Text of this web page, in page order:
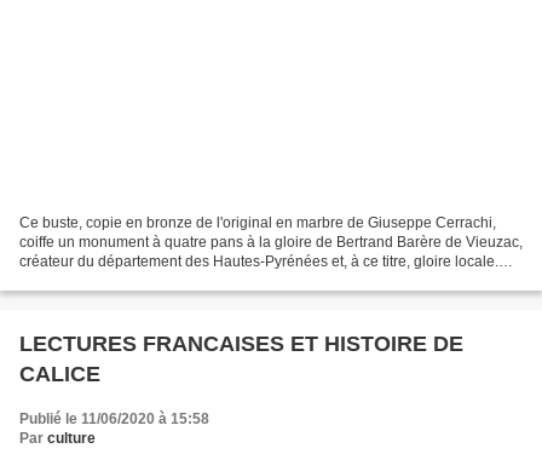
Ce buste, copie en bronze de l'original en marbre de Giuseppe Cerrachi,
coiffe un monument à quatre pans à la gloire de Bertrand Barère de Vieuzac,
créateur du département des Hautes-Pyrénées et, à ce titre, gloire locale.
LECTURES FRANCAISES ET HISTOIRE DE
CALICE
Publié le 11/06/2020 à 15:58
Par culture